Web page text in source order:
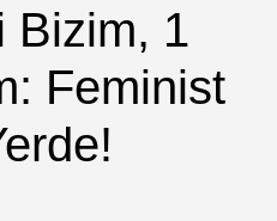
Bizim, 1
Feminist